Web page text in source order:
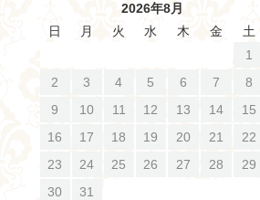
2026年8月
日
月 火 水 木 金
土
1
2
3 4 5 6 7
8
9
10 11 12 13 14
15
16
17 18 19 20 21
22
23
24 25 26 27 28
29
30
31